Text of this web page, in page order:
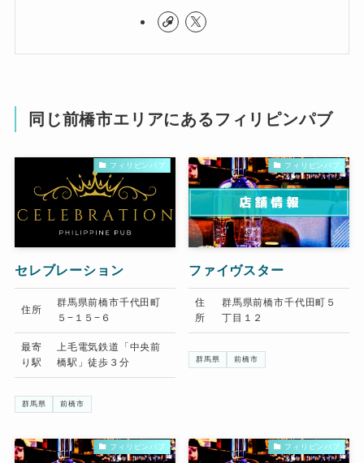
同じ前橋市エリアにあるフィリピンパブ
フィリピンパブ
セレブレーション
住所
群馬県前橋市千代田町
５−１５−６
最寄
り駅
上毛電気鉄道「中央前
橋駅」徒歩３分
群馬県 前橋市
フィリピンパブ
ファイヴスター
住
所
群馬県前橋市千代田町５
丁目１２
群馬県 前橋市
フィリピンパブ フィリピンパブ